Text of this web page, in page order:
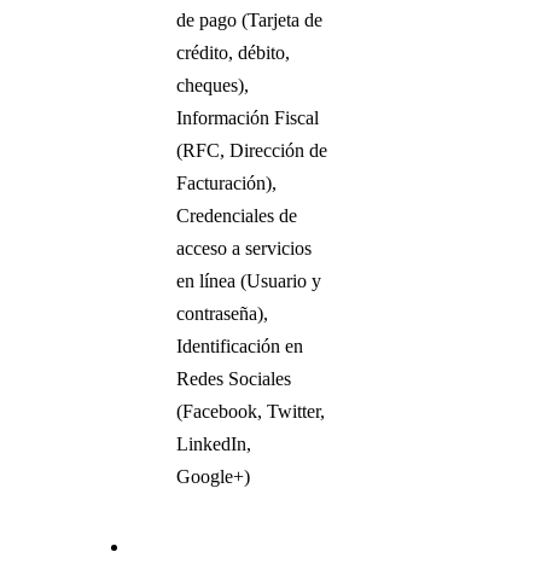
de pago (Tarjeta de
crédito, débito,
cheques),
Información Fiscal
(RFC, Dirección de
Facturación),
Credenciales de
acceso a servicios
en línea (Usuario y
contraseña),
Identificación en
Redes Sociales
(Facebook, Twitter,
LinkedIn,
Google+)